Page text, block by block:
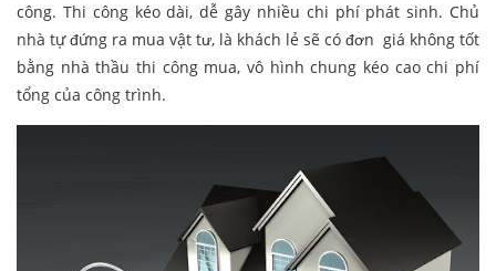
công. Thi công kéo dài, dễ gây nhiều chi phí phát sinh. Chủ
nhà tự đứng ra mua vật tư, là khách lẻ sẽ có đơn giá không tốt
bằng nhà thầu thi công mua, vô hình chung kéo cao chi phí
tổng của công trình.